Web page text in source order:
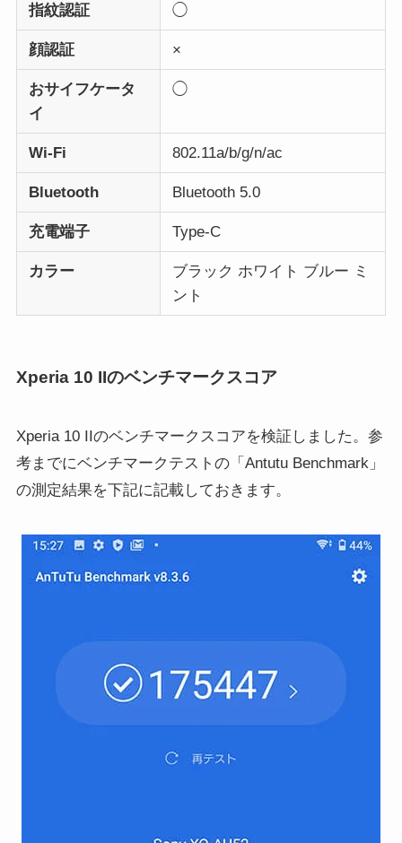
指紋認証 ◯
顔認証 ×
おサイフケータ
イ
◯
Wi-Fi 802.11a/b/g/n/ac
Bluetooth Bluetooth 5.0
充電端子 Type-C
カラー
ブラック ホワイト ブルー ミ
ント
Xperia 10 IIのベンチマークスコア
Xperia 10 IIのベンチマークスコアを検証しました。参
考までにベンチマークテストの「Antutu Benchmark」
の測定結果を下記に記載しておきます。